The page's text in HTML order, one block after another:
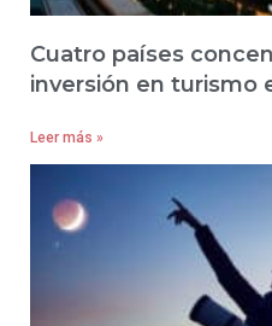
Cuatro países
inversión en turismo
Leer más »